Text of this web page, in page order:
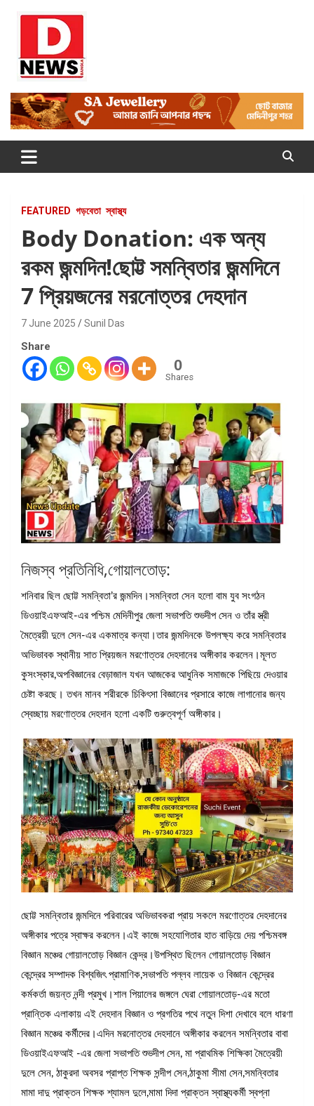
Dnews
#Medinipur24X7News
FEATURED গড়বেতা স্বাস্থ্য
Body Donation: এক অন্য
রকম জন্মদিন!ছোট্ট সমন্বিতার জন্মদিনে
7 প্রিয়জনের মরনোত্তর দেহদান
7 June 2025 Sunil Das
Share
0
Shares
নিজস্ব প্রতিনিধি,গোয়ালতোড়:
শনিবার ছিল ছোট্ট সমন্বিতা’র জন্মদিন।সমন্বিতা সেন হলো বাম যুব সংগঠন
ডিওয়াইএফআই-এর পশ্চিম মেদিনীপুর জেলা সভাপতি শুভদীপ সেন ও তাঁর স্ত্রী
মৈত্রেয়ী দুলে সেন-এর একমাত্র কন্যা।তার জন্মদিনকে উপলক্ষ্য করে সমন্বিতার
অভিভাবক স্থানীয় সাত প্রিয়জন মরণোত্তর দেহদানের অঙ্গীকার করলেন।মূলত
কুসংস্কার,অপবিজ্ঞানের বেড়াজাল যখন আজকের আধুনিক সমাজকে পিছিয়ে দেওয়ার
চেষ্টা করছে। তখন মানব শরীরকে চিকিৎসা বিজ্ঞানের প্রসারে কাজে লাগানোর জন্য
স্বেচ্ছায় মরণোত্তর দেহদান হলো একটি গুরুত্বপূর্ণ অঙ্গীকার।
ছোট্ট সমন্বিতার জন্মদিনে পরিবারের অভিভাবকরা প্রায় সকলে মরণোত্তর দেহদানের
অঙ্গীকার পত্রে স্বাক্ষর করলেন।এই কাজে সহযোগিতার হাত বাড়িয়ে দেয় পশ্চিমবঙ্গ
বিজ্ঞান মঞ্চের গোয়ালতোড় বিজ্ঞান কেন্দ্র।উপস্থিত ছিলেন গোয়ালতোড় বিজ্ঞান
কেন্দ্রের সম্পাদক বিশ্বজিৎ প্রামাণিক,সভাপতি পল্লব লায়েক ও বিজ্ঞান কেন্দ্রের
কর্মকর্তা জয়ন্ত নন্দী প্রমুখ।শাল পিয়ালের জঙ্গলে ঘেরা গোয়ালতোড়-এর মতো
প্রান্তিক এলাকায় এই দেহদান বিজ্ঞান ও প্রগতির পথে নতুন দিশা দেখাবে বলে ধারণা
বিজ্ঞান মঞ্চের কর্মীদের।এদিন মরনোত্তর দেহদানে অঙ্গীকার করলেন সমন্বিতার বাবা
ডিওয়াইএফআই -এর জেলা সভাপতি শুভদীপ সেন, মা প্রাথমিক শিক্ষিকা মৈত্রেয়ী
দুলে সেন, ঠাকুরদা অবসর প্রাপ্ত শিক্ষক সন্দীপ সেন,ঠাকুমা সীমা সেন,সমন্বিতার
মামা দাদু প্রাক্তন শিক্ষক শ্যামল দুলে,মামা দিদা প্রাক্তন স্বাস্থ্যকর্মী স্বপ্না